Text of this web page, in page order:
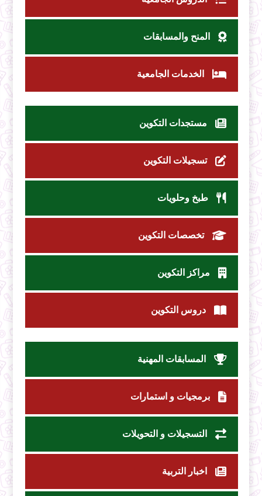
المنح والمسابقات
الخدمات الجامعية
مستجدات التكوين
تسجيلات التكوين
طبخ وحلويات
تخصصات التكوين
مراكز التكوين
دروس التكوين
المسابقات المهنية
برمجيات و استمارات
التسجيلات و التحويلات
اخبار التربية